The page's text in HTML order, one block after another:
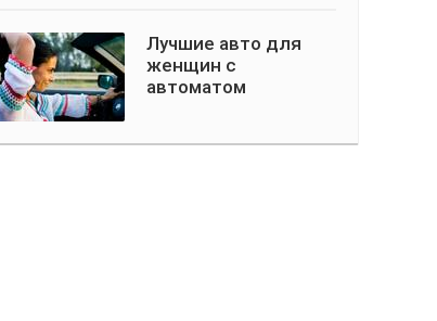
Лучшие авто для
женщин с
автоматом